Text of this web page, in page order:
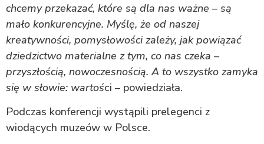
chcemy przekazać, które są dla nas ważne – są
mało konkurencyjne. Myślę, że od naszej
kreatywności, pomysłowości zależy, jak powiązać
dziedzictwo materialne z tym, co nas czeka –
przyszłością, nowoczesnością. A to wszystko zamyka
się w słowie: wartości – powiedziała.
Podczas konferencji wystąpili prelegenci z
wiodących muzeów w Polsce.